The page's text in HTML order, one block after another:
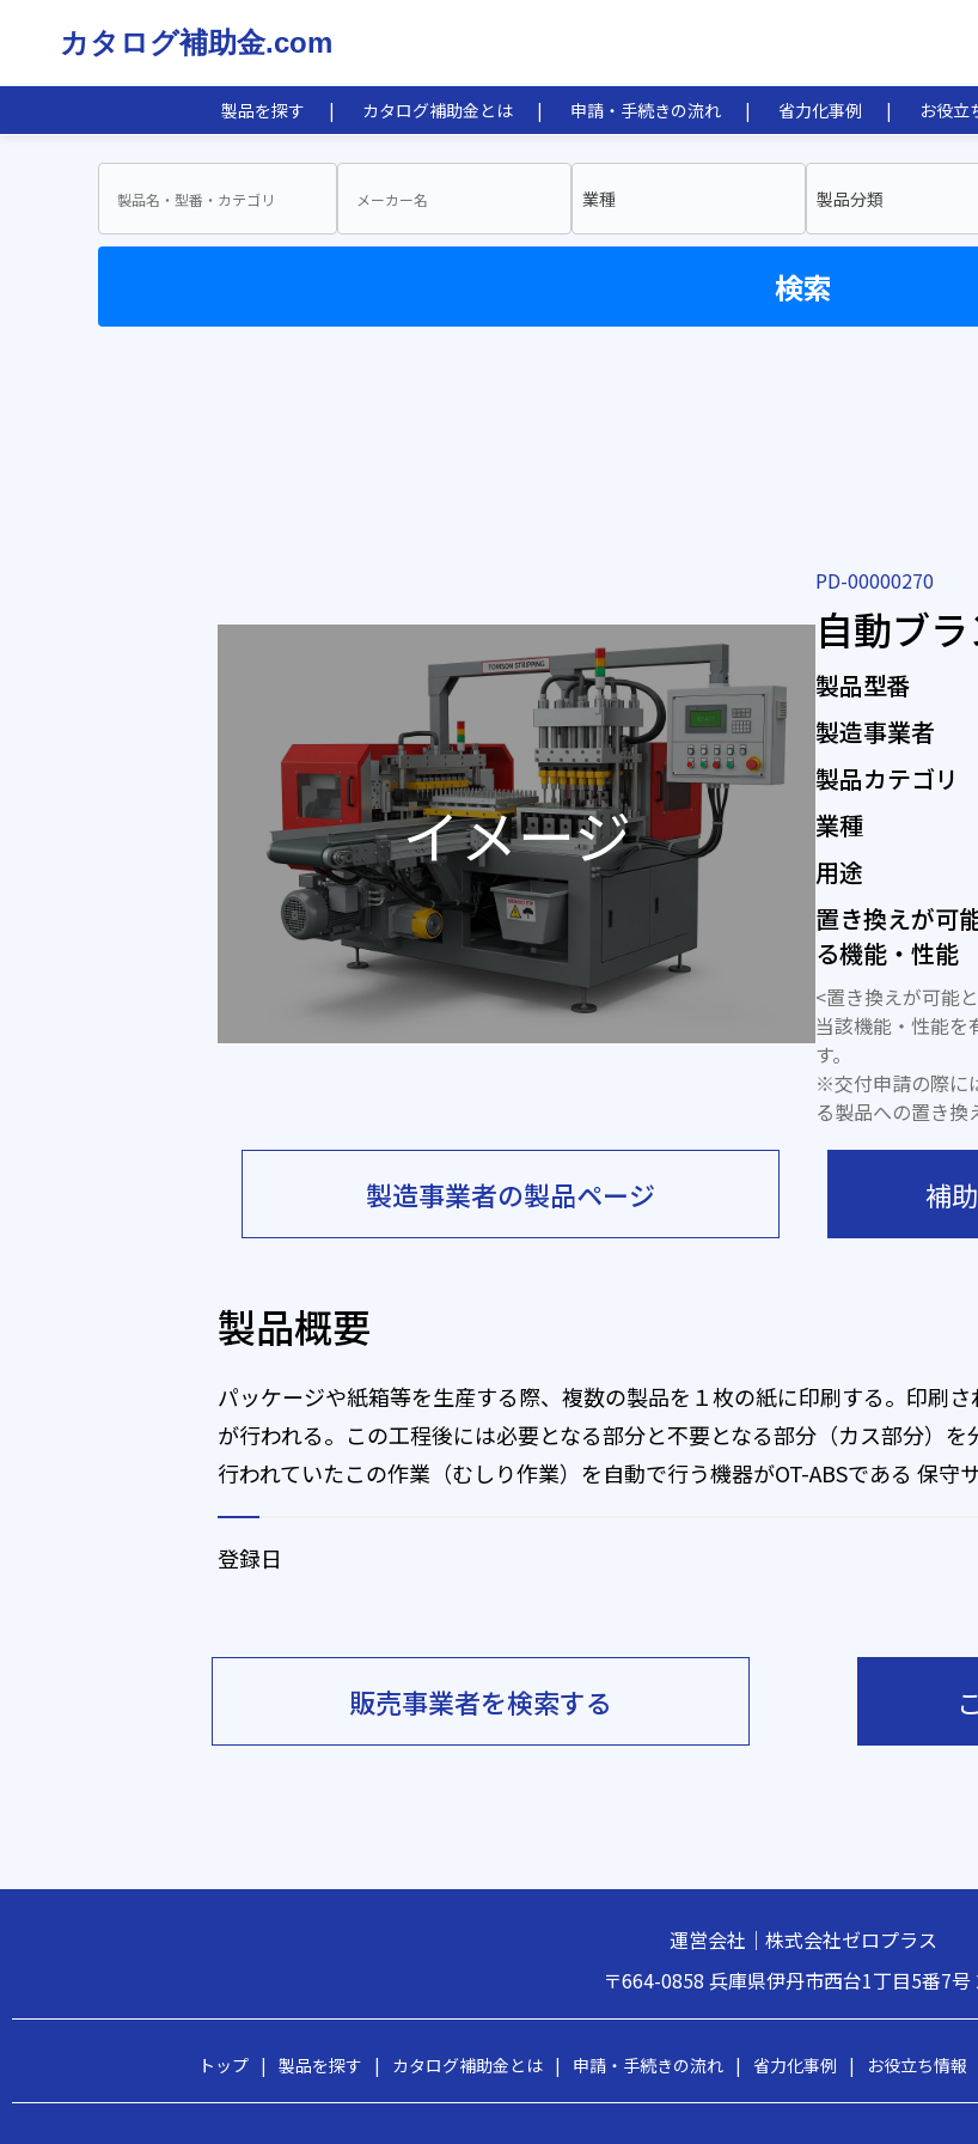
カタログ補助金.com
製品を探す カタログ補助金とは 申請・手続きの流れ 省力化事例 お役立
業種 製品分類
検索
PD-00000270
自動ブ
製品型番
製造事業者
製品カテゴリ
業種
用途
置き換えが可
る機能・性能
<置き換えが可能
当該機能・性能を
す。
※交付申請の際に
る製品への置き換
製造事業者の製品ページ 補
製品概要
パッケージや紙箱等を生産する際、複数の製品を１枚の紙に印刷する。印刷
が行われる。この工程後には必要となる部分と不要となる部分（カス部分）
行われていたこの作業（むしり作業）を自動で行う機器がOT-ABSである 保守
登録日
販売事業者を検索する
運営会社｜株式会社ゼロプラス
〒664-0858 兵庫県伊丹市西台1丁目5番7号
トップ | 製品を探す | カタログ補助金とは | 申請・手続きの流れ | 省力化事例 | お役立ち情報